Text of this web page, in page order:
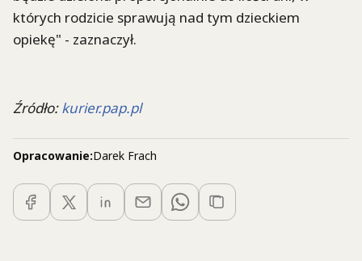
których rodzicie sprawują nad tym dzieckiem
opiekę" - zaznaczył.
Źródło:kurier.pap.pl
Opracowanie:Darek Frach